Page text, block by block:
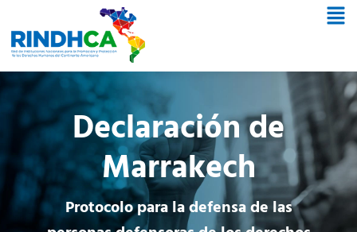
Declaración de
Marrakech
Protocolo para la defensa de las